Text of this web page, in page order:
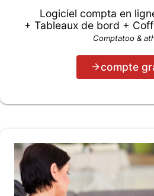
Logiciel compta en
+ Tableaux de bord +
Comptatoo &
compte